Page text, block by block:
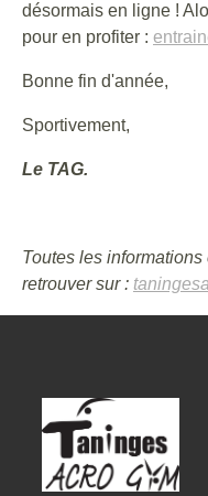
désormais en ligne !
pour en profiter :
Bonne fin d'année,
Sportivement,
Le TAG.
Toutes les
retrouver sur :